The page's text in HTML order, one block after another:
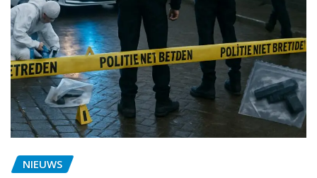
NIEUWS